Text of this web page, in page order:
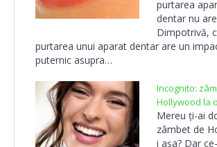
purtarea
dentar nu
Dimpotrivă,
purtarea unui aparat dentar are un
puternic asupra…
Incognito:
Hollywood la
Mereu ţi-ai
zâmbet de
i aşa? Dar